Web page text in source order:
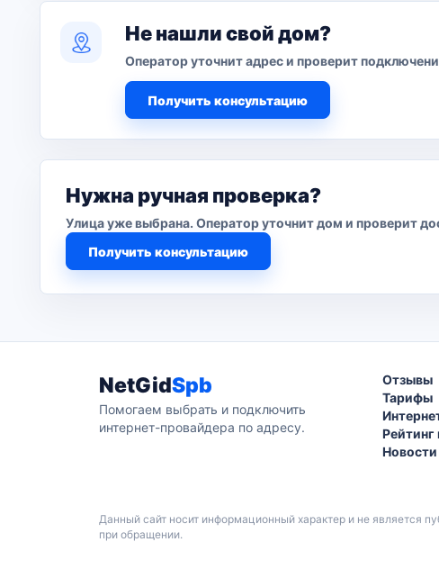
Не нашли свой дом?
Оператор уточнит адрес и проверит
Получить консультацию
Нужна ручная проверка?
Улица уже выбрана. Оператор уточнит дом и проверит
Получить консультацию
NetGidSpb
Помогаем выбрать и подключить
интернет-провайдера по адресу.
Отзывы
Тарифы
Рейтинг
Новости
Данный сайт носит информационный характер и не является
при обращении.